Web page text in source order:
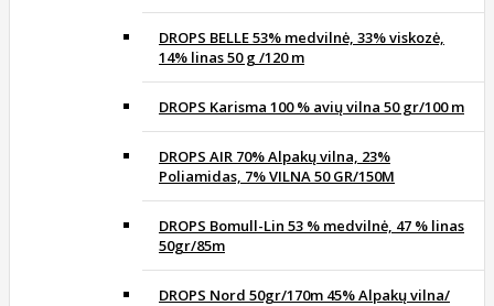
DROPS BELLE 53% medvilnė, 33% viskozė,
14% linas 50 g /120 m
DROPS Karisma 100 % avių vilna 50 gr/100 m
DROPS AIR 70% Alpakų vilna, 23%
Poliamidas, 7% VILNA 50 GR/150M
DROPS Bomull-Lin 53 % medvilnė, 47 % linas
50gr/85m
DROPS Nord 50gr/170m 45% Alpakų vilna/